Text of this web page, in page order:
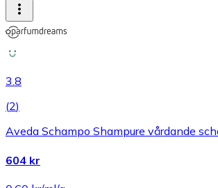
3.8
(2)
Aveda Schampo Shampure vårdande
604 kr